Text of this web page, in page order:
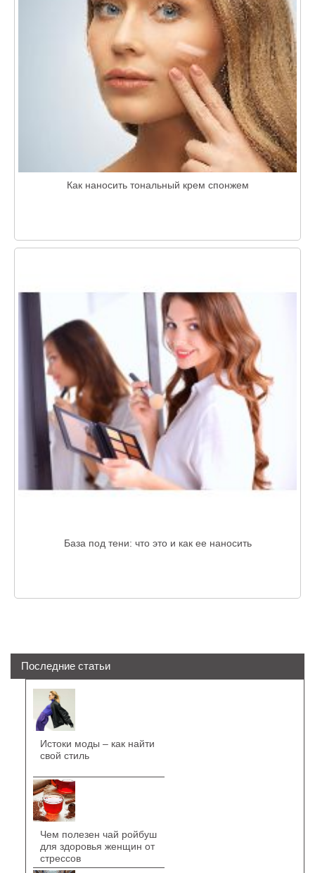
Как наносить тональный крем спонжем
База под тени: что это и как ее наносить
Последние статьи
Истоки моды – как найти
свой стиль
Чем полезен чай ройбуш
для здоровья женщин от
стрессов